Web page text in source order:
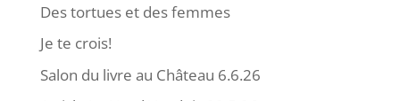
Des tortues et des femmes
Je te crois!
Salon du livre au Château 6.6.26